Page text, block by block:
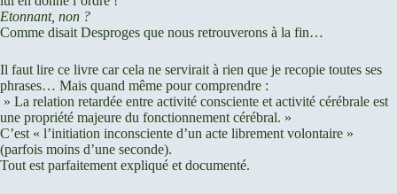
Etonnant, non ?
Comme disait Desproges que nous retrouverons à la fin…
Il faut lire ce livre car cela ne servirait à rien que je recopie toutes ses
phrases… Mais quand même pour comprendre :
» La relation retardée entre activité consciente et activité cérébrale est
une propriété majeure du fonctionnement cérébral. »
C’est « l’initiation inconsciente d’un acte librement volontaire »
(parfois moins d’une seconde).
Tout est parfaitement expliqué et documenté.